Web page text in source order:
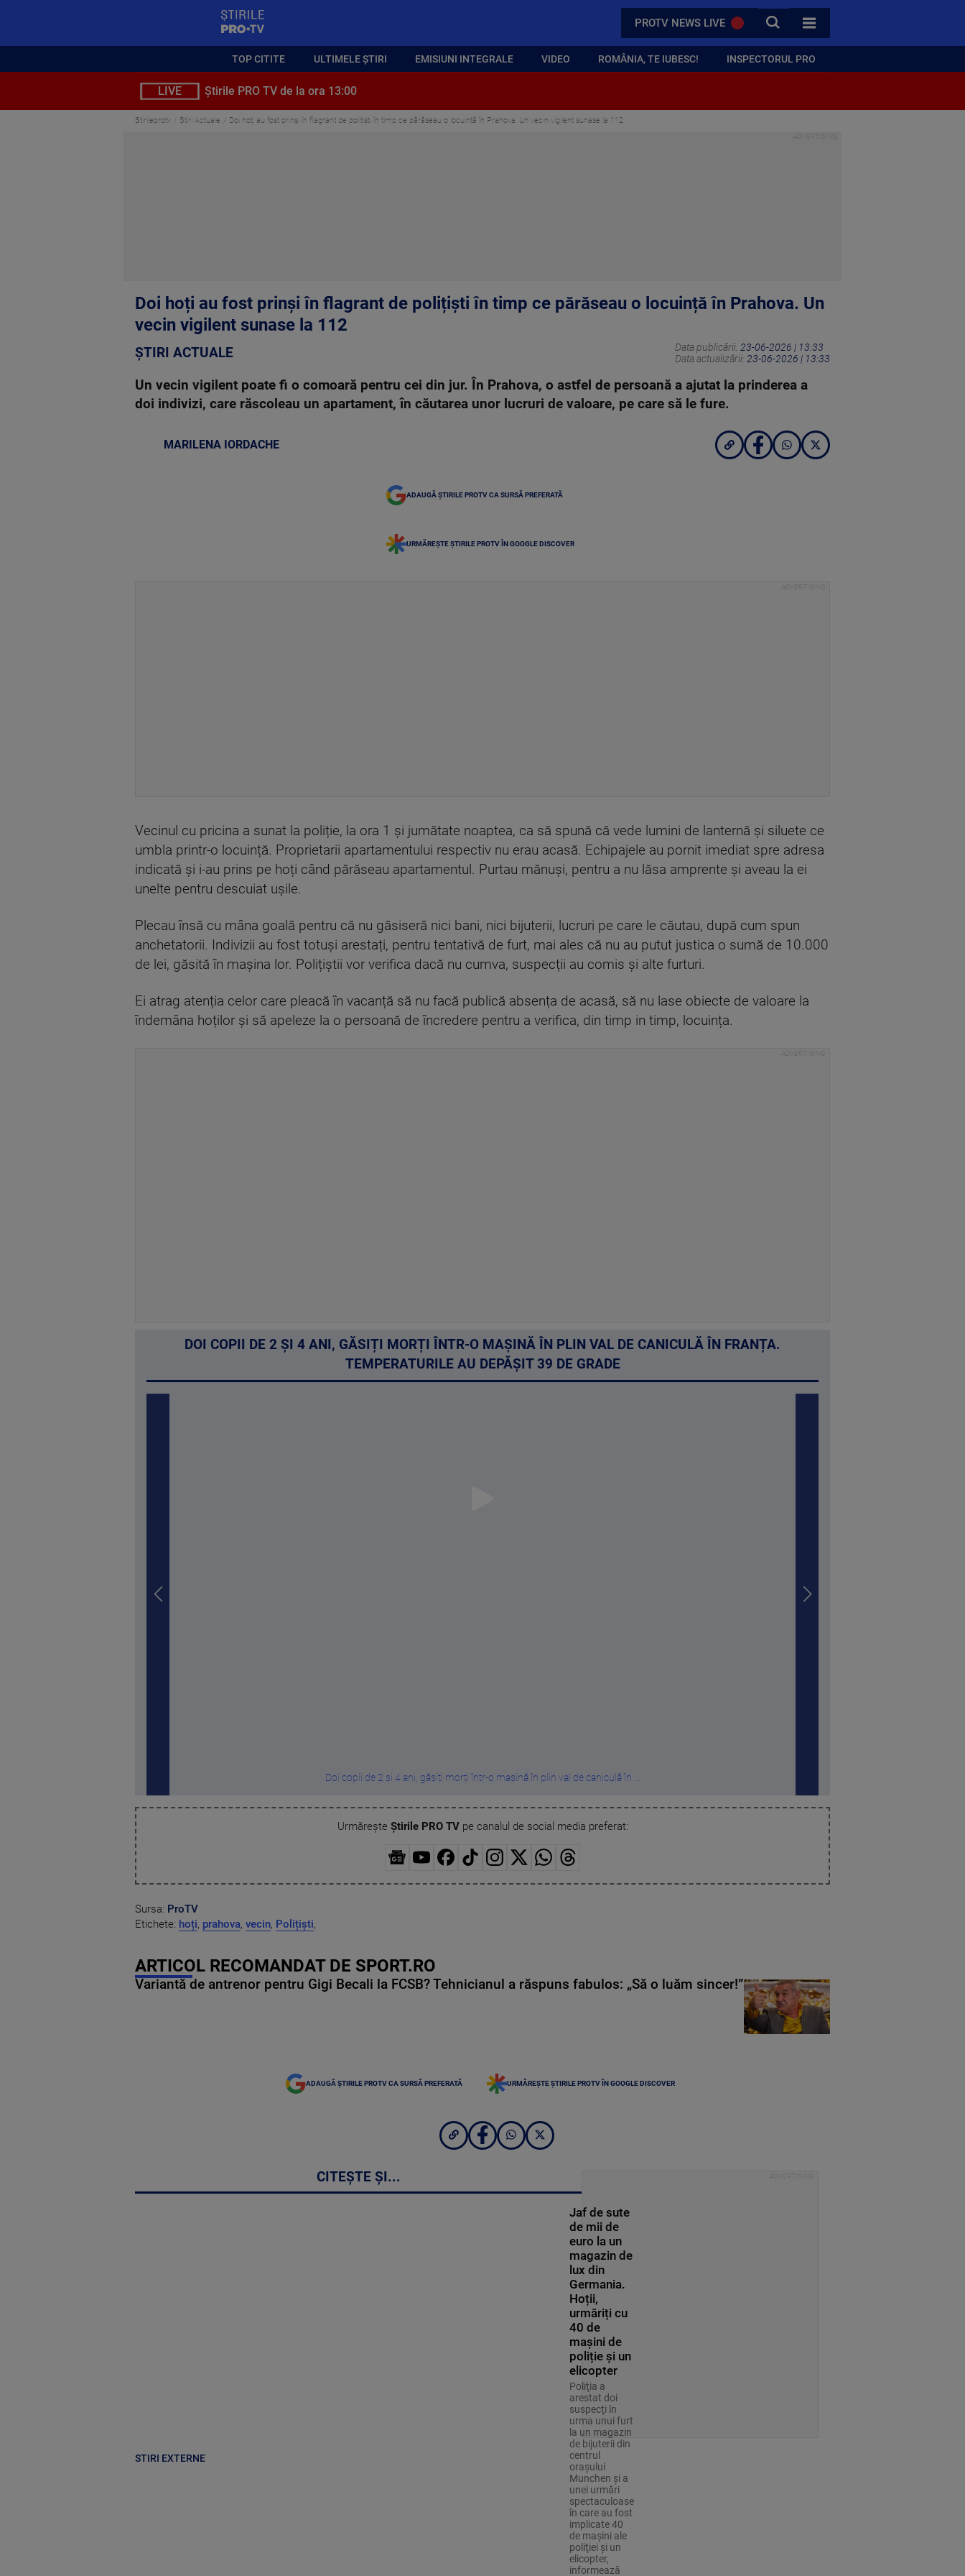
PROTV NEWS LIVE CAUTA
TOATE CATEGORIILE
TOP CITITE ULTIMELE ȘTIRI EMISIUNI INTEGRALE VIDEO ROMÂNIA, TE IUBESC! INSPECTORUL PRO
LIVE Știrile PRO TV de la ora 13:00
Stirileprotv Știri Actuale Doi hoți au fost prinși în flagrant de polițiști în timp ce părăseau o locuință în Prahova. Un vecin vigilent sunase la 112
Doi hoți au fost prinși în flagrant de polițiști în timp ce părăseau o locuință în Prahova. Un
vecin vigilent sunase la 112
ȘTIRI ACTUALE Data publicării: 23-06-2026 | 13:33
Data actualizării: 23-06-2026 | 13:33
Un vecin vigilent poate fi o comoară pentru cei din jur. În Prahova, o astfel de persoană a ajutat la prinderea a
doi indivizi, care răscoleau un apartament, în căutarea unor lucruri de valoare, pe care să le fure.
MARILENA IORDACHE
ADAUGĂ ȘTIRILE PROTV CA SURSĂ PREFERATĂ
URMĂREȘTE ȘTIRILE PROTV ÎN GOOGLE DISCOVER
Vecinul cu pricina a sunat la poliție, la ora 1 și jumătate noaptea, ca să spună că vede lumini de lanternă și siluete ce
umbla printr-o locuință. Proprietarii apartamentului respectiv nu erau acasă. Echipajele au pornit imediat spre adresa
indicată și i-au prins pe hoți când părăseau apartamentul. Purtau mănuși, pentru a nu lăsa amprente și aveau la ei
unelte pentru descuiat ușile.
Plecau însă cu mâna goală pentru că nu găsiseră nici bani, nici bijuterii, lucruri pe care le căutau, după cum spun
anchetatorii. Indivizii au fost totuși arestați, pentru tentativă de furt, mai ales că nu au putut justica o sumă de 10.000
de lei, găsită în mașina lor. Polițiștii vor verifica dacă nu cumva, suspecții au comis și alte furturi.
Ei atrag atenția celor care pleacă în vacanță să nu facă publică absența de acasă, să nu lase obiecte de valoare la
îndemâna hoților și să apeleze la o persoană de încredere pentru a verifica, din timp in timp, locuința.
DOI COPII DE 2 ȘI 4 ANI, GĂSIȚI MORȚI ÎNTR-O MAȘINĂ ÎN PLIN VAL DE CANICULĂ ÎN FRANȚA.
TEMPERATURILE AU DEPĂȘIT 39 DE GRADE
Doi copii de 2 și 4 ani, găsiți morți într-o mașină în plin val de caniculă în ...
Urmărește Știrile PRO TVpe canalul de social media preferat:
Sursa: ProTV
Etichete: hoți, prahova, vecin, Polițiști,
ARTICOL RECOMANDAT DE SPORT.RO
Variantă de antrenor pentru Gigi Becali la FCSB? Tehnicianul a răspuns fabulos: „Să o luăm sincer!”
ADAUGĂ ȘTIRILE PROTV CA SURSĂ PREFERATĂ URMĂREȘTE ȘTIRILE PROTV ÎN GOOGLE DISCOVER
CITEȘTE ȘI...
STIRI EXTERNE
Jaf de sute
de mii de
euro la un
magazin de
lux din
Germania.
Hoții,
urmăriți cu
40 de
mașini de
poliție și un
elicopter
Poliţia a
arestat doi
suspecţi în
urma unui furt
la un magazin
de bijuterii din
centrul
oraşului
Munchen şi a
unei urmări
spectaculoase
în care au fost
implicate 40
de maşini ale
poliţiei şi un
elicopter,
informează